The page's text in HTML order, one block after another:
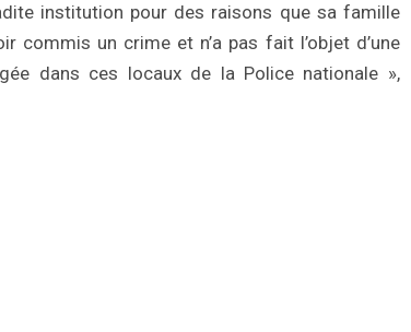
institution pour des raisons que sa famille
commis un crime et n’a pas fait l’objet d’une
dans ces locaux de la Police nationale »,